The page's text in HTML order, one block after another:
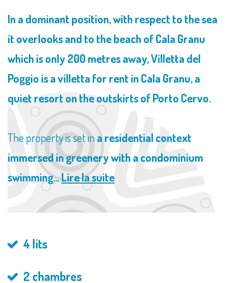
​In a dominant position, with respect to the sea
it overlooks and to the beach of Cala Granu
which is only 200 metres away, Villetta del
Poggio is a villetta for rent in Cala Granu, a
quiet resort on the outskirts of Porto Cervo.
The property is set ina residential context
immersed in greenery with a condominium
swimming...Lire la suite
4 lits
2 chambres